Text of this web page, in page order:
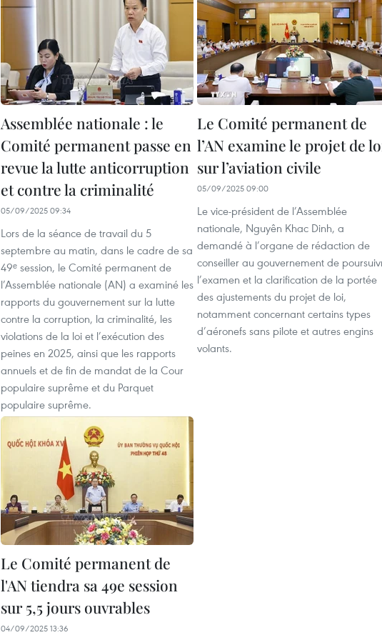
Assemblée nationale : le
Comité permanent passe en
revue la lutte anticorruption
et contre la criminalité
05/09/2025 09:34
Lors de la séance de travail du 5
septembre au matin, dans le cadre de sa
49ᵉ session, le Comité permanent de
l’Assemblée nationale (AN) a examiné les
rapports du gouvernement sur la lutte
contre la corruption, la criminalité, les
violations de la loi et l’exécution des
peines en 2025, ainsi que les rapports
annuels et de fin de mandat de la Cour
populaire suprême et du Parquet
populaire suprême.
Le Comité permanent de
l’AN examine le projet de
sur l’aviation civile
05/09/2025 09:00
Le vice-président de l’Assemblée
nationale, Nguyên Khac Dinh, a
demandé à l’organe de rédaction de
conseiller au gouvernement de
l’examen et la clarification de la portée
des ajustements du projet de loi,
notamment concernant certains types
d’aéronefs sans pilote et autres engins
volants.
Le Comité permanent de
l'AN tiendra sa 49e session
sur 5,5 jours ouvrables
04/09/2025 13:36